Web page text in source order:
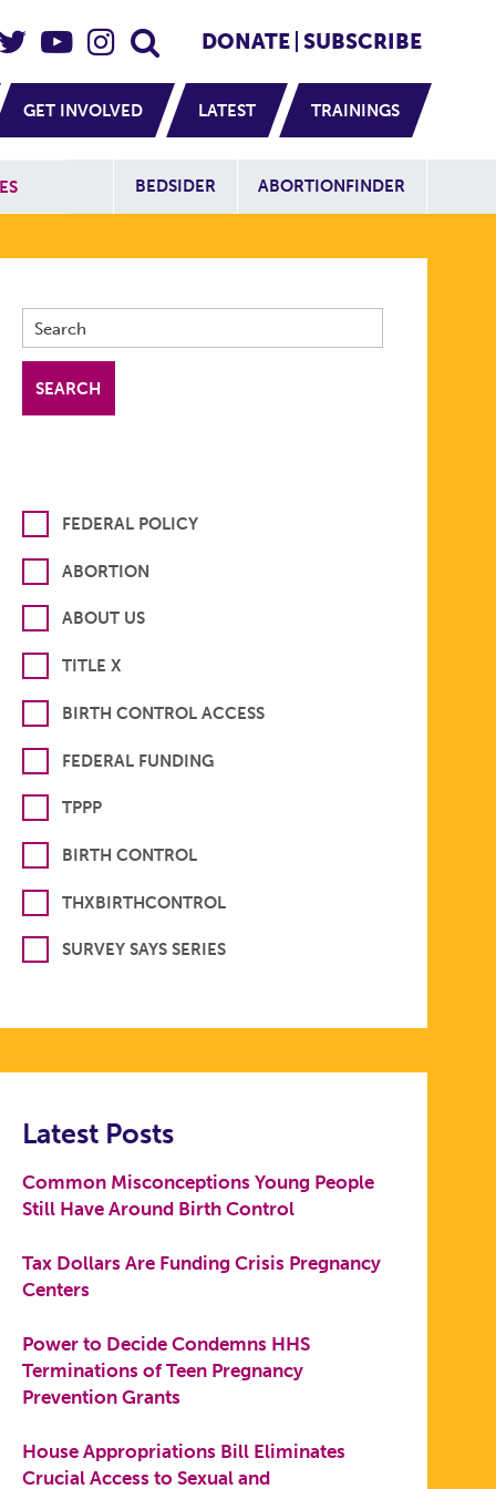
Social
DONATE SUBSCRIBE
GET INVOLVED LATEST TRAININGS
Additional
BEDSIDER ABORTIONFINDER
FEDERAL POLICY
ABORTION
ABOUT US
TITLE X
BIRTH CONTROL ACCESS
FEDERAL FUNDING
TPPP
BIRTH CONTROL
THXBIRTHCONTROL
SURVEY SAYS SERIES
Latest Posts
Common Misconceptions Young People
Still Have Around Birth Control
Tax Dollars Are Funding Crisis Pregnancy
Centers
Power to Decide Condemns HHS
Terminations of Teen Pregnancy
Prevention Grants
House Appropriations Bill Eliminates
Crucial Access to Sexual and